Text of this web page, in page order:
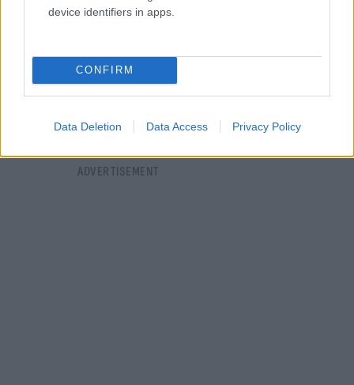
device identifiers in apps.
CONFIRM
Data Deletion Data Access Privacy Policy